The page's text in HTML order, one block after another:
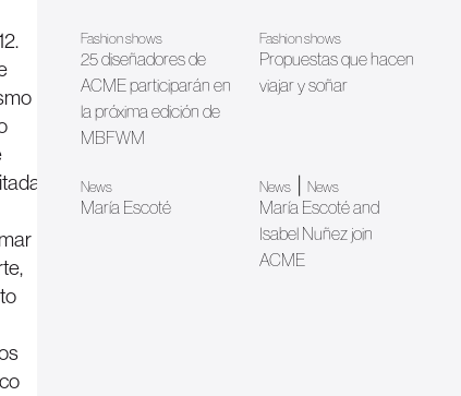
Fashion shows
25 diseñadores de
ACME participarán en
la próxima edición de
MBFWM
Fashion shows
Propuestas que hacen
viajar y soñar
News
María Escoté
News |News
María Escoté and
Isabel Nuñez join
ACME